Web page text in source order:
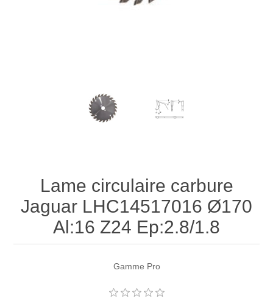
Lame circulaire carbure
Jaguar LHC14517016 Ø170
Al:16 Z24 Ep:2.8/1.8
Gamme Pro